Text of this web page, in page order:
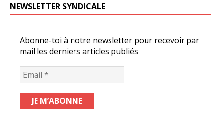
NEWSLETTER SYNDICALE
Abonne-toi à notre newsletter pour recevoir par
mail les derniers articles publiés